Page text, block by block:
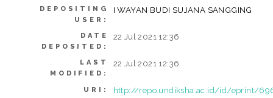
DEPOSITING
USER:
I WAYAN BUDI SUJANA SANGGING
DATE
DEPOSITED:
22 Jul 2021 12:36
LAST
MODIFIED:
22 Jul 2021 12:36
URI: http://repo.undiksha.ac.id/id/eprint/